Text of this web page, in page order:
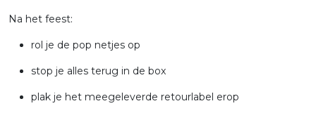
Na het feest:
rol je de pop netjes op
stop je alles terug in de box
plak je het meegeleverde retourlabel erop